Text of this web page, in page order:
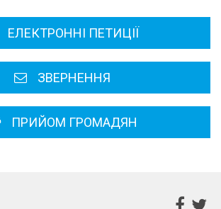
ради
ЕЛЕКТРОННІ ПЕТИЦІЇ
ЗВЕРНЕННЯ
ПРИЙОМ ГРОМАДЯН